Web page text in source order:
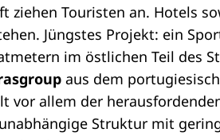
ziehen Touristen an. Hotels
Jüngstes Projekt: ein
im östlichen Teil des
aus dem
vor allem der
Struktur mit